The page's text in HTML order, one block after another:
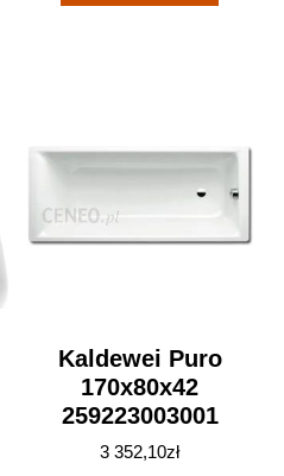
Kaldewei Puro
170x80x42
259223003001
3 352,10zł